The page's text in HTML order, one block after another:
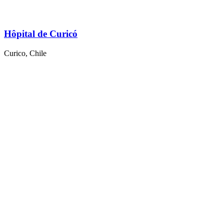
Hôpital de Curicó
Curico, Chile